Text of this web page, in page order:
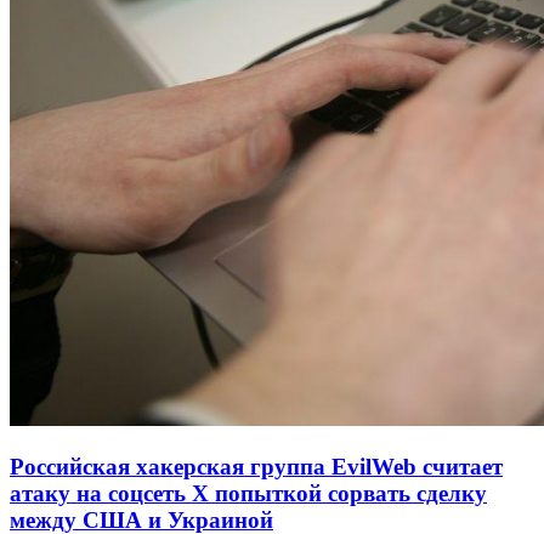
Российская хакерская группа EvilWeb считает
атаку на соцсеть Х попыткой сорвать сделку
между США и Украиной